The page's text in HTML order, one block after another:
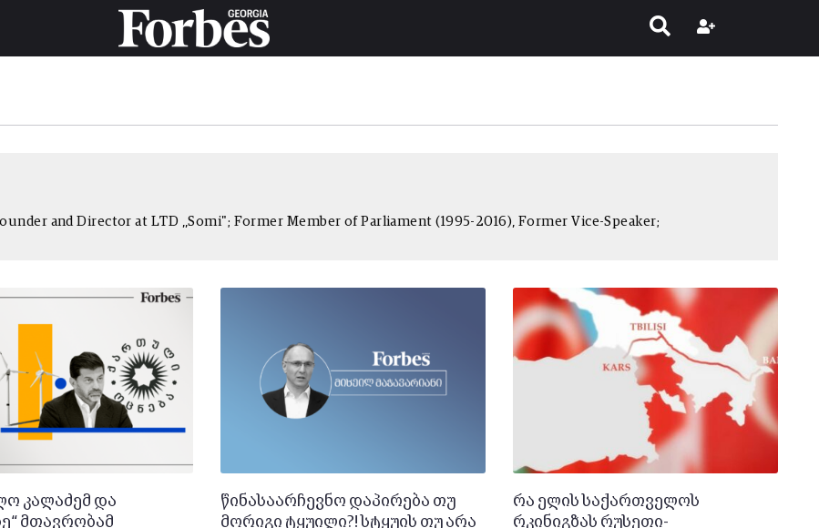
and Director at LTD ,,Somi"; Former Member of Parliament (1995-2016), Former Vice-Speaker;
კალაძემ და
მთავრობამ
წინასაარჩევნო დაპირება თუ
მორიგი ტყუილი?! სტყუის თუ არა
რა ელის საქართველოს
რკინიგზას რუსეთი-